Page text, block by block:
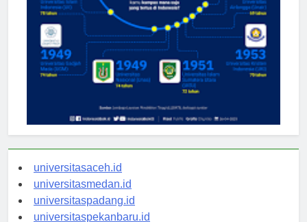
universitasaceh.id
universitasmedan.id
universitaspadang.id